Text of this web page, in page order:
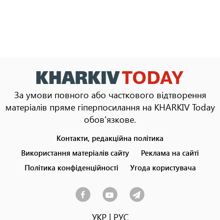
За умови повного або часткового відтворення
матеріалів пряме гіперпосилання на KHARKIV Today
обов'язкове.
menu
Контакти, редакційна політика
Використання матеріалів сайту
Реклама на сайті
Політика конфіденційності
Угода користувача
УКР| РУС